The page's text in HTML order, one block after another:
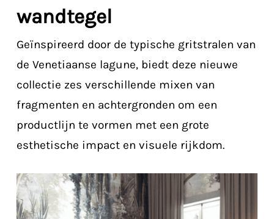
wandtegel
Geïnspireerd door de typische gritstralen van
de Venetiaanse lagune, biedt deze nieuwe
collectie zes verschillende mixen van
fragmenten en achtergronden om een ​​
productlijn te vormen met een grote
esthetische impact en visuele rijkdom.